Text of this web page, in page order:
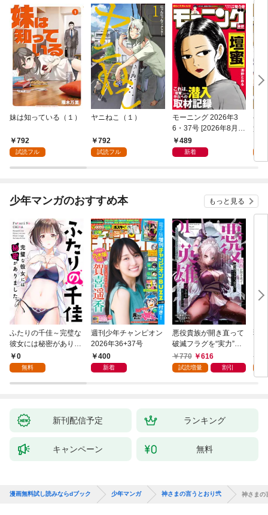
妹は知っている（１）
792
試読フル
ヤニねこ（１）
792
試読フル
モーニング 2026年3
6・37号 [2026年8月6
日発売]
489
新着
ゲ
貴
を
し
少年マンガのおすすめ本 もっと見る
ふたりの千佳～完璧な
彼女には秘密がありま
した(1)
0
無料
週刊少年チャンピオン
2026年36+37号
400
新着
悪役貴族が開き直って
破滅フラグを“実力”で
叩き折っていたら、い
つの間にかヒロイン達
770 616
試読増量 割引
弱
新刊配信予定 ランキング
キャンペーン 無料
漫画無料試し読みならdブック 少年マンガ 神さまの言うとおり弐 神さまの